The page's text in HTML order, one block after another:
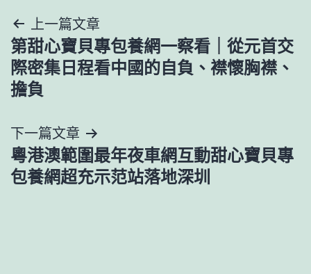
文
章
導
覽
上一篇文章
第甜心寶貝專包養網一察看｜從元首交
際密集日程看中國的自負、襟懷胸襟、
擔負
下一篇文章
粵港澳範圍最年夜車網互動甜心寶貝專
包養網超充示范站落地深圳